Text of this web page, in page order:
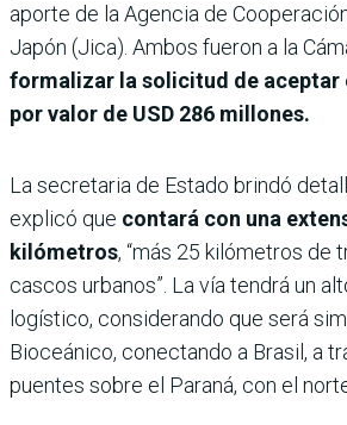
aporte de la Agencia de
Japón (Jica). Ambos fueron a la
formalizar la solicitud de aceptar
por valor de USD 286 millones.
La secretaria de Estado brindó
explicó que contará con una
kilómetros, “más 25 kilómetros de
cascos urbanos”. La vía tendrá un
logístico, considerando que será
Bioceánico, conectando a Brasil, a
puentes sobre el Paraná, con el